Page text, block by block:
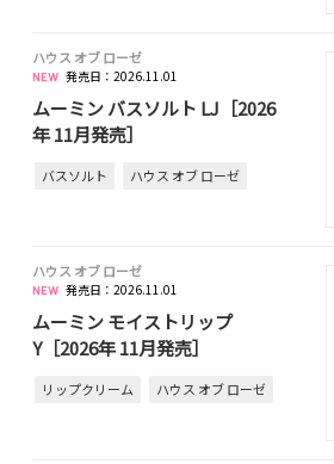
ハウス オブ ローゼ
発売日：2026.11.01
ムーミン バスソルト LJ［2026
年 11月発売］
バスソルト ハウス オブ ローゼ
ハウス オブ ローゼ
発売日：2026.11.01
ムーミン モイストリップ
Y［2026年 11月発売］
リップクリーム ハウス オブ ローゼ